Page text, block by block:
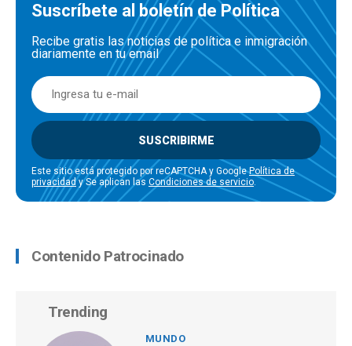
Suscríbete al boletín de Política
Recibe gratis las noticias de política e inmigración
diariamente en tu email
SUSCRIBIRME
Este sitio está protegido por reCAPTCHA y GooglePolítica de
privacidady Se aplican las Condiciones de servicio.
Contenido Patrocinado
Trending
MUNDO